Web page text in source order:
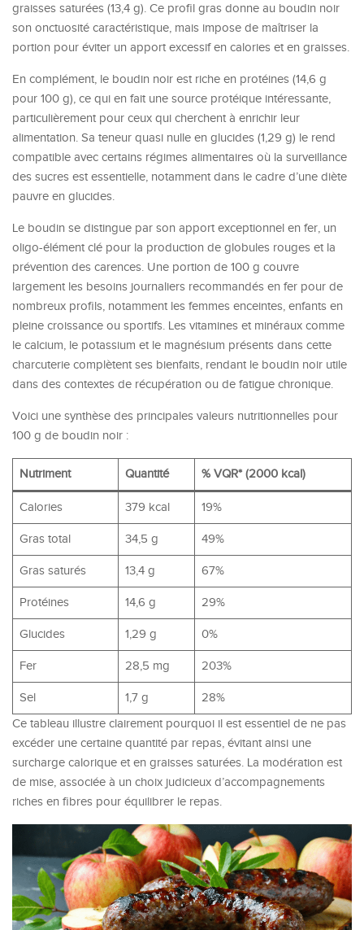
graisses saturées (13,4 g). Ce profil gras donne au boudin noir
son onctuosité caractéristique, mais impose de maîtriser la
portion pour éviter un apport excessif en calories et en graisses.
En complément, le boudin noir est riche en protéines (14,6 g
pour 100 g), ce qui en fait une source protéique intéressante,
particulièrement pour ceux qui cherchent à enrichir leur
alimentation. Sa teneur quasi nulle en glucides (1,29 g) le rend
compatible avec certains régimes alimentaires où la surveillance
des sucres est essentielle, notamment dans le cadre d’une diète
pauvre en glucides.
Le boudin se distingue par son apport exceptionnel en fer, un
oligo-élément clé pour la production de globules rouges et la
prévention des carences. Une portion de 100 g couvre
largement les besoins journaliers recommandés en fer pour de
nombreux profils, notamment les femmes enceintes, enfants en
pleine croissance ou sportifs. Les vitamines et minéraux comme
le calcium, le potassium et le magnésium présents dans cette
charcuterie complètent ses bienfaits, rendant le boudin noir utile
dans des contextes de récupération ou de fatigue chronique.
Voici une synthèse des principales valeurs nutritionnelles pour
100 g de boudin noir :
Nutriment Quantité % VQR* (2000 kcal)
Calories 379 kcal 19%
Gras total 34,5 g 49%
Gras saturés 13,4 g 67%
Protéines 14,6 g 29%
Glucides 1,29 g 0%
Fer 28,5 mg 203%
Sel 1,7 g
28%
Ce tableau illustre clairement pourquoi il est essentiel de ne pas
excéder une certaine quantité par repas, évitant ainsi une
surcharge calorique et en graisses saturées. La modération est
de mise, associée à un choix judicieux d’accompagnements
riches en fibres pour équilibrer le repas.